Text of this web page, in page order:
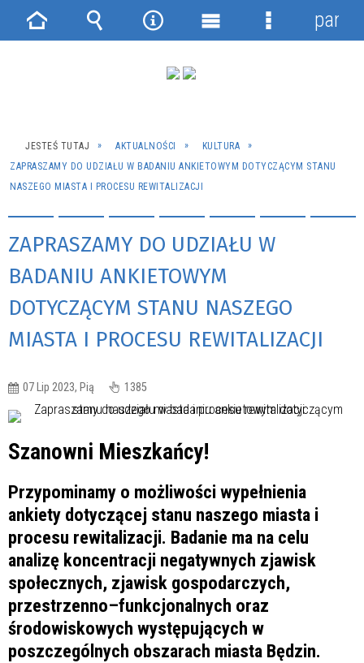
JESTEŚ TUTAJ AKTUALNOŚCI
KULTURA
ZAPRASZAMY DO UDZIAŁU W BADANIU ANKIETOWYM DOTYCZĄCYM STANU
NASZEGO MIASTA I PROCESU REWITALIZACJI
ZAPRASZAMY DO UDZIAŁU W
BADANIU ANKIETOWYM
DOTYCZĄCYM STANU NASZEGO
MIASTA I PROCESU REWITALIZACJI
07 Lip 2023, Pią 1385
Szanowni Mieszkańcy!
Przypominamy o możliwości wypełnienia
ankiety dotyczącej stanu naszego miasta i
procesu rewitalizacji. Badanie ma na celu
analizę koncentracji negatywnych zjawisk
społecznych, zjawisk gospodarczych,
przestrzenno–funkcjonalnych oraz
środowiskowych występujących w
poszczególnych obszarach miasta Będzin.
Strona Wyszukiwarka
NarzędziaMenu
Menu
panel